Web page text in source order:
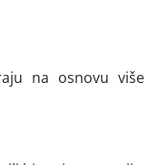
na osnovu više